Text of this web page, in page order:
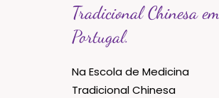
Tradicional Chinesa
Portugal.
Na Escola de Medicina
Tradicional Chinesa